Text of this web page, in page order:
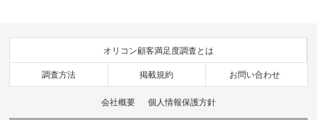
オリコン顧客満足度調査とは
調査方法 掲載規約 お問い合わせ
会社概要 個人情報保護方針